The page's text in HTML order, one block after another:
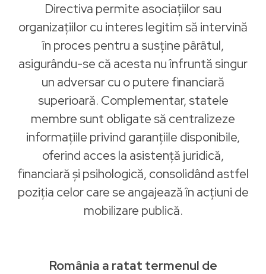
Directiva permite asociațiilor sau
organizațiilor cu interes legitim să intervină
în proces pentru a susține pârâtul,
asigurându-se că acesta nu înfruntă singur
un adversar cu o putere financiară
superioară. Complementar, statele
membre sunt obligate să centralizeze
informațiile privind garanțiile disponibile,
oferind acces la asistență juridică,
financiară și psihologică, consolidând astfel
poziția celor care se angajează în acțiuni de
mobilizare publică.
România a ratat termenul de